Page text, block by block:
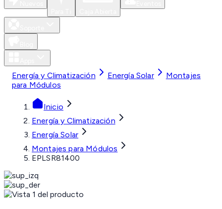
Energía y Climatización Energía Solar
Montajes
para Módulos
Inicio
Energía y Climatización
Energía Solar
Montajes para Módulos
EPLSR81400